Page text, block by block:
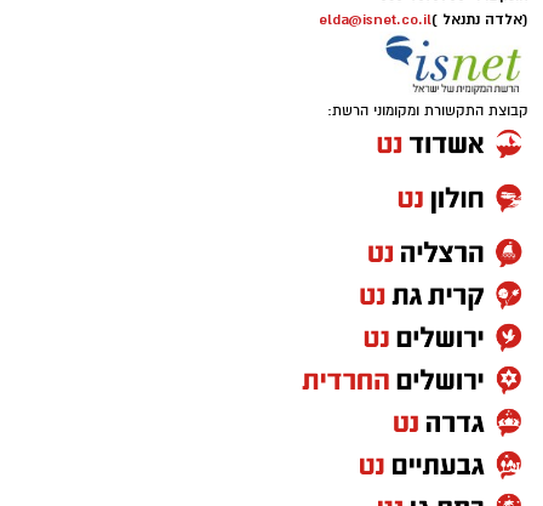
(אלדה נתנאל )elda@isnet.co.il
קבוצת התקשורת ומקומוני הרשת: